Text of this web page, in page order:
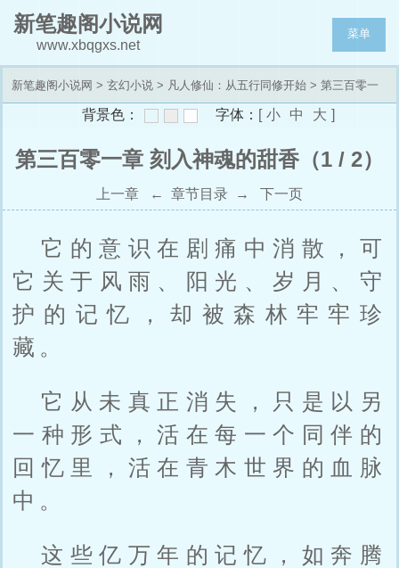
新笔趣阁小说网
www.xbqgxs.net
菜单
新笔趣阁小说网 > 玄幻小说 > 凡人修仙：从五行同修开始 > 第三百零一
章 刻入神魂的甜香背景色： 字体： [ 小 中 大 ]
第三百零一章 刻入神魂的甜香（1 / 2）
上一章 ← 章节目录 → 下一页
它的意识在剧痛中消散，可
它关于风雨、阳光、岁月、守
护的记忆，却被森林牢牢珍
藏。
它从未真正消失，只是以另
一种形式，活在每一个同伴的
回忆里，活在青木世界的血脉
中。
这些亿万年的记忆，如奔腾